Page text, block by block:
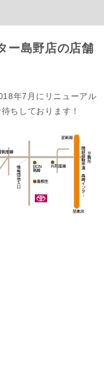
ー島野店の店舗
年7月にリニューアル
ちしております！